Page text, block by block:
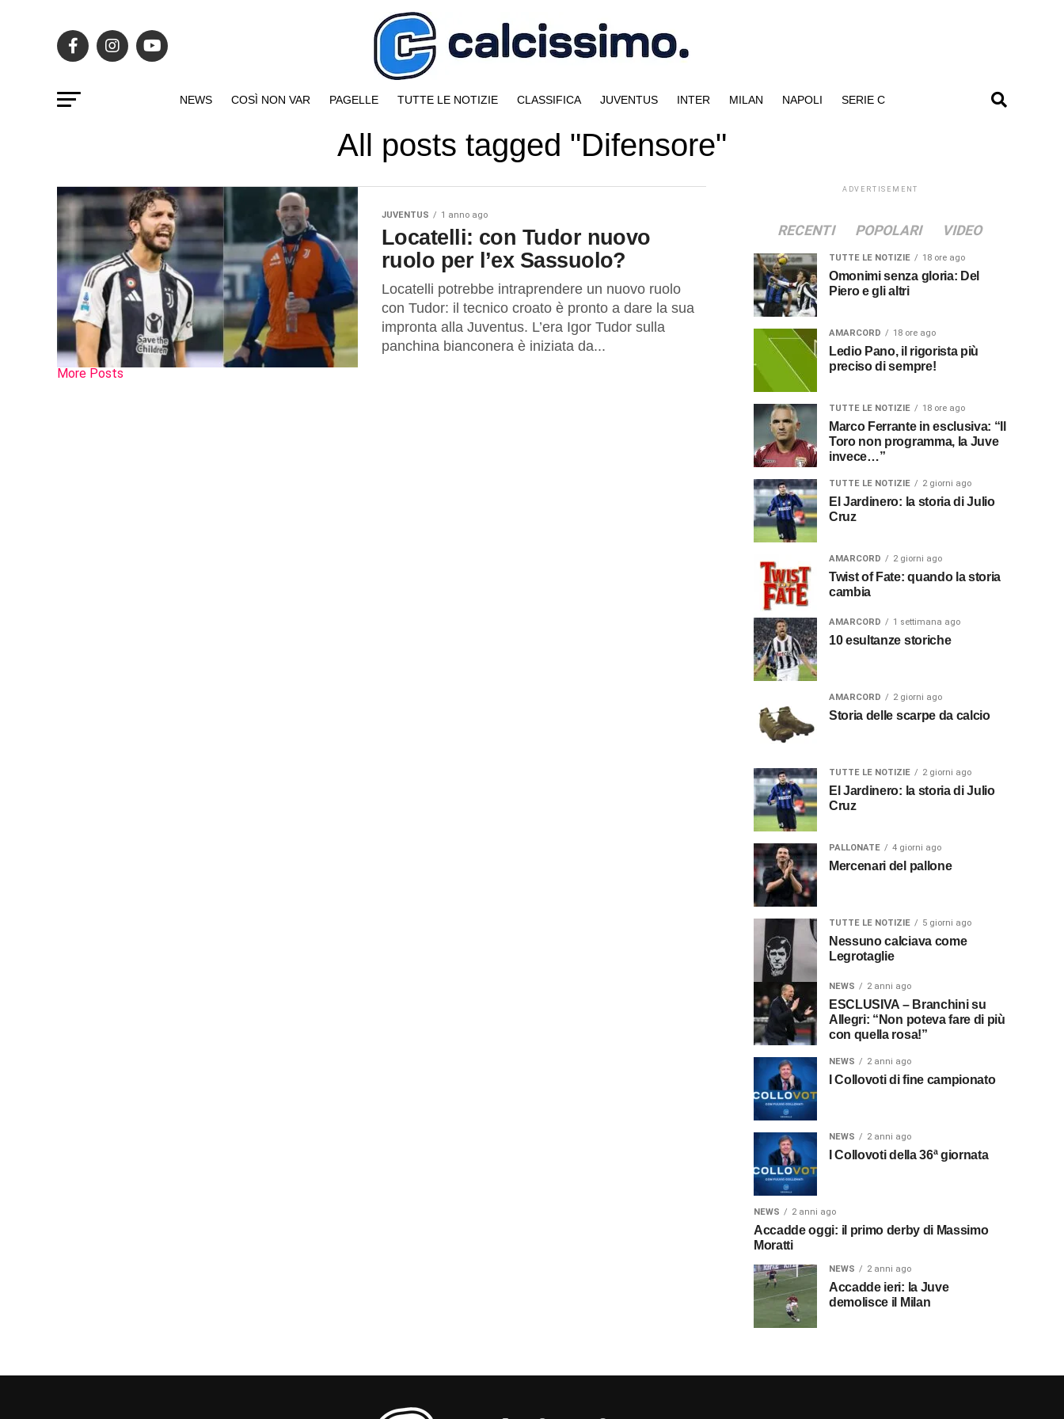
NEWS COSÌ NON VAR PAGELLE TUTTE LE NOTIZIE CLASSIFICA JUVENTUS INTER MILAN NAPOLI SERIE C
All posts tagged "Difensore"
JUVENTUS 1 anno ago
Locatelli: con Tudor nuovo
ruolo per l’ex Sassuolo?
Locatelli potrebbe intraprendere un nuovo ruolo
con Tudor: il tecnico croato è pronto a dare la sua
impronta alla Juventus. L’era Igor Tudor sulla
panchina bianconera è iniziata da...
More Posts
ADVERTISEMENT
RECENTI POPOLARI VIDEO
TUTTE LE NOTIZIE 18 ore ago
Omonimi senza gloria: Del
Piero e gli altri
AMARCORD 18 ore ago
Ledio Pano, il rigorista più
preciso di sempre!
TUTTE LE NOTIZIE 18 ore ago
Marco Ferrante in esclusiva: “Il
Toro non programma, la Juve
invece…”
TUTTE LE NOTIZIE 2 giorni ago
El Jardinero: la storia di Julio
Cruz
AMARCORD 2 giorni ago
Twist of Fate: quando la storia
cambia
AMARCORD 1 settimana ago
10 esultanze storiche
AMARCORD 2 giorni ago
Storia delle scarpe da calcio
TUTTE LE NOTIZIE 2 giorni ago
El Jardinero: la storia di Julio
Cruz
PALLONATE 4 giorni ago
Mercenari del pallone
TUTTE LE NOTIZIE 5 giorni ago
Nessuno calciava come
Legrotaglie
NEWS 2 anni ago
ESCLUSIVA – Branchini su
Allegri: “Non poteva fare di più
con quella rosa!”
NEWS 2 anni ago
I Collovoti di fine campionato
NEWS 2 anni ago
I Collovoti della 36ª giornata
NEWS 2 anni ago
Accadde oggi: il primo derby di Massimo
Moratti
NEWS 2 anni ago
Accadde ieri: la Juve
demolisce il Milan